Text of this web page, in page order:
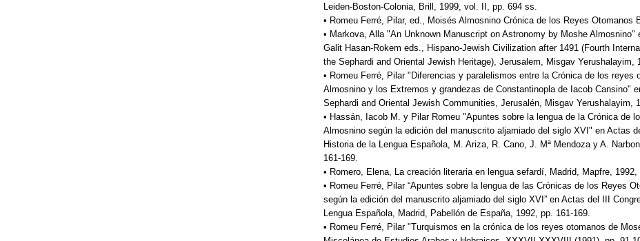
Leiden-Boston-Colonia, Brill, 1999, vol. II, pp. 694 ss.
• Romeu Ferré, Pilar, ed., Moisés Almosnino Crónica de los Reyes Otomanos
• Markova, Alla "An Unknown Manuscript on Astronomy by Moshe Almosnino"
Galit Hasan-Rokem eds., Hispano-Jewish Civilization after 1491 (Fourth
the Sephardi and Oriental Jewish Heritage), Jerusalem, Misgav Yerushalayim,
• Romeu Ferré, Pilar "Diferencias y paralelismos entre la Crónica de los reyes
Almosnino y los Extremos y grandezas de Constantinopla de Iacob Cansino"
Sephardi and Oriental Jewish Communities, Jerusalén, Misgav Yerushalayim,
• Hassán, Iacob M. y Pilar Romeu "Apuntes sobre la lengua de la Crónica de
Almosnino según la edición del manuscrito aljamiado del siglo XVI" en Actas
Historia de la Lengua Española, M. Ariza, R. Cano, J. Mª Mendoza y A.
161-169.
• Romero, Elena, La creación literaria en lengua sefardí, Madrid, Mapfre,
• Romeu Ferré, Pilar “Apuntes sobre la lengua de las Crónicas de los Reyes
según la edición del manuscrito aljamiado del siglo XVI” en Actas del III
Lengua Española, Madrid, Pabellón de España, 1992, pp. 161-169.
• Romeu Ferré, Pilar "Turquismos en la crónica de los reyes otomanos de